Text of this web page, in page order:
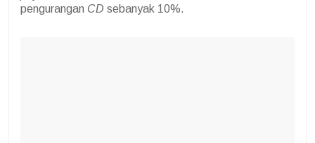
pengurangan CD sebanyak 10%.